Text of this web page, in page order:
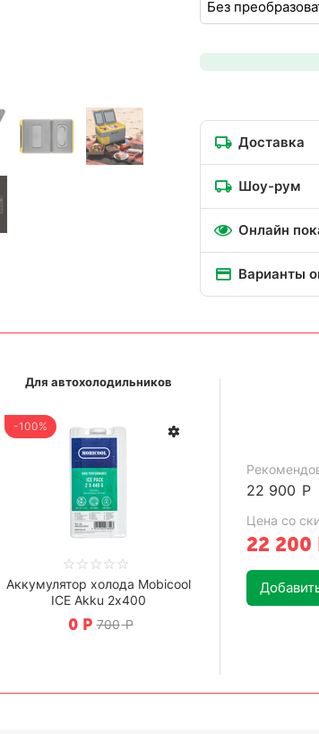
Доставка
Шоу-рум
Онлайн
Варианты
Для автохолодильников
-100%
Аккумулятор холода Mobicool
ICE Akku 2х400
0 Р 700 Р
22 900 Р
Цена со
22 200